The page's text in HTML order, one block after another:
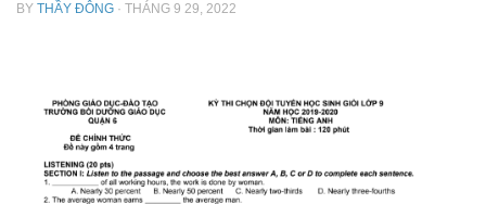
BY THẦY ĐÔNG · THÁNG 9 29, 2022